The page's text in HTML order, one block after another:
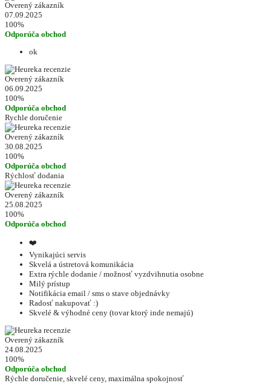
Overený zákazník
07.09.2025
100%
Odporúča obchod
ok
Overený zákazník
06.09.2025
100%
Odporúča obchod
Rychle doručenie
Overený zákazník
30.08.2025
100%
Odporúča obchod
Rýchlosť dodania
Overený zákazník
25.08.2025
100%
Odporúča obchod
❤️
Vynikajúci servis
Skvelá a ústretová komunikácia
Extra rýchle dodanie / možnosť vyzdvihnutia osobne
Milý prístup
Notifikácia email / sms o stave objednávky
Radosť nakupovať :)
Skvelé & výhodné ceny (tovar ktorý inde nemajú)
Overený zákazník
24.08.2025
100%
Odporúča obchod
Rýchle doručenie, skvelé ceny, maximálna spokojnosť